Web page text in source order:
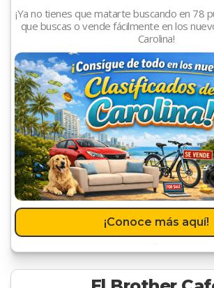
¡Ya no tienes que matarte buscando en 78
que buscas o vende fácilmente en los
Carolina!
¡Conoce más aquí!